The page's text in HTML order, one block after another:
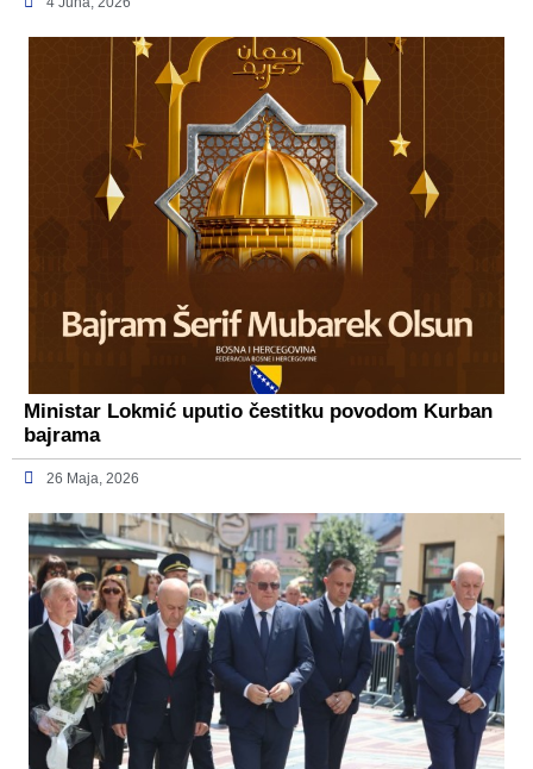
Ministar Lokmić uputio čestitku povodom Kurban
bajrama
26 Maja, 2026